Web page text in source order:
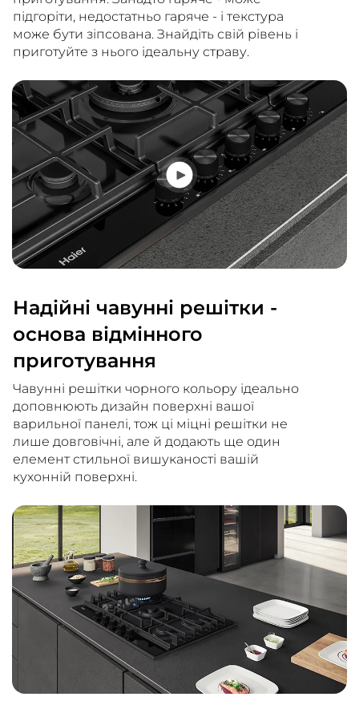
підгоріти, недостатньо гаряче - і текстура
може бути зіпсована. Знайдіть свій рівень і
приготуйте з нього ідеальну страву.
Надійні чавунні решітки -
основа відмінного
приготування
Чавунні решітки чорного кольору ідеально
доповнюють дизайн поверхні вашої
варильної панелі, тож ці міцні решітки не
лише довговічні, але й додають ще один
елемент стильної вишуканості вашій
кухонній поверхні.